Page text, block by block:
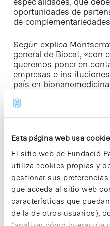
Esta página web usa
El sitio web de Fundació
utiliza cookies propias y
gestionar sus
que acceda al sitio web
características que
de la de otros usuarios),
especialidades, que
oportunidades de
de
Según explica
general de Biocat, «con
queremos poner en
empresas e
país en
puedan llevar a cabo
productos para mejorar
trata de explotar el
investigación para ser
mercado».
En opinión de Josep
del IBEC, «los próximos
fundamentales para
resultados de la